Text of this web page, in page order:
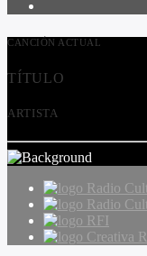
CANCIÓN ACTUAL
TÍTULO
ARTISTA
Radio
Radio
RFI
Creativa